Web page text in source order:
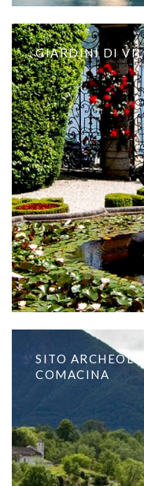
GIARDINI DI
SITO
COMACINA